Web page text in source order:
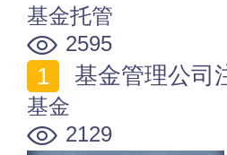
基金托管
2595
基金管理公司
基金
2129